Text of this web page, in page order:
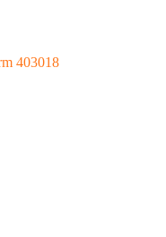
403018